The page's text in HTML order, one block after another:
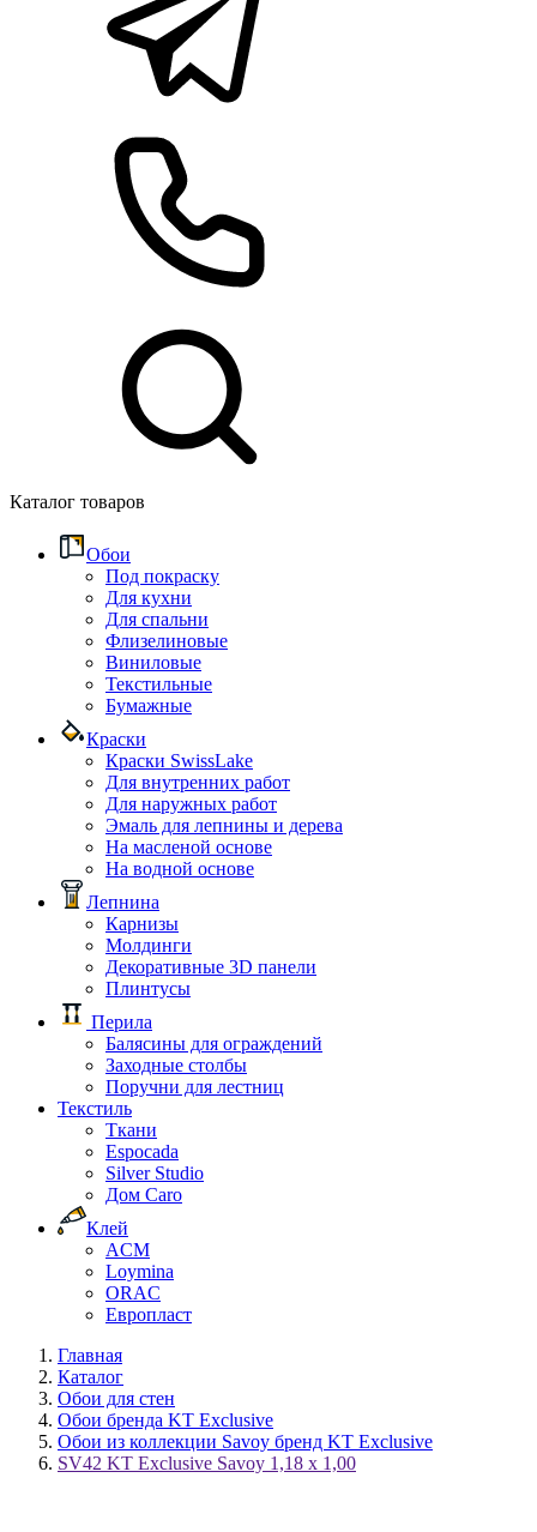
Каталог товаров
Обои
Под покраску
Для кухни
Для спальни
Флизелиновые
Виниловые
Текстильные
Бумажные
Краски
Краски SwissLake
Для внутренних работ
Для наружных работ
Эмаль для лепнины и дерева
На масленой основе
На водной основе
Лепнина
Карнизы
Молдинги
Декоративные 3D панели
Плинтусы
Перила
Балясины для ограждений
Заходные столбы
Поручни для лестниц
Текстиль
Ткани
Espocada
Silver Studio
Дом Caro
Клей
ACM
Loymina
ORAC
Европласт
Главная
Каталог
Обои для стен
Обои бренда KT Exclusive
Обои из коллекции Savoy бренд KT Exclusive
SV42 KT Exclusive Savoy 1,18 x 1,00